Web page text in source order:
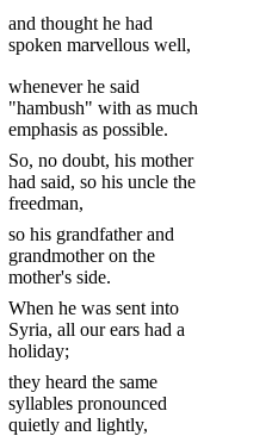
and thought he had
spoken marvellous well,
whenever he said
"hambush" with as much
emphasis as possible.
So, no doubt, his mother
had said, so his uncle the
freedman,
so his grandfather and
grandmother on the
mother's side.
When he was sent into
Syria, all our ears had a
holiday;
they heard the same
syllables pronounced
quietly and lightly,